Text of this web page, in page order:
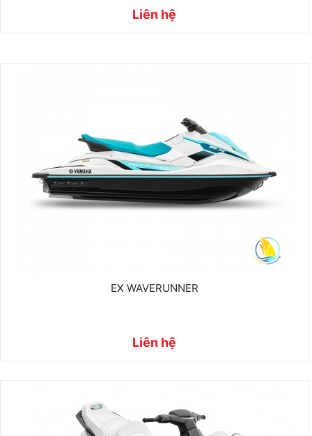
Liên hệ
EX WAVERUNNER
Liên hệ